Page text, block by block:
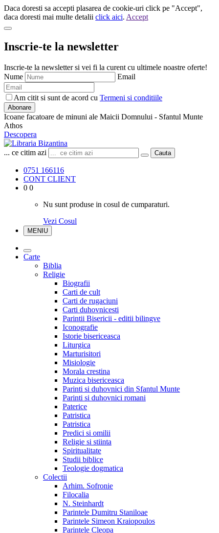
Daca doresti sa accepti plasarea de cookie-uri click pe "Accept",
daca doresti mai multe detalii click aici. Accept
Inscrie-te la newsletter
Inscrie-te la newsletter si vei fi la curent cu ultimele noastre oferte!
Nume
Email
Am citit si sunt de acord cu Termeni si conditiile
Abonare
Icoane facatoare de minuni ale Maicii Domnului - Sfantul Munte
Athos
Descopera
... ce citim azi Cauta
0751 166116
CONT CLIENT
0 0
Nu sunt produse in cosul de cumparaturi.
Vezi Cosul
MENIU
Carte
Biblia
Religie
Biografii
Carti de cult
Carti de rugaciuni
Carti duhovnicesti
Parintii Bisericii - editii bilingve
Iconografie
Istorie bisericeasca
Liturgica
Marturisitori
Misiologie
Morala crestina
Muzica bisericeasca
Parinti si duhovnici din Sfantul Munte
Parinti si duhovnici romani
Paterice
Patristica
Patristica
Predici si omilii
Religie si stiinta
Spiritualitate
Studii biblice
Teologie dogmatica
Colectii
Arhim. Sofronie
Filocalia
N. Steinhardt
Parintele Dumitru Staniloae
Parintele Simeon Kraiopoulos
Parintele Cleopa